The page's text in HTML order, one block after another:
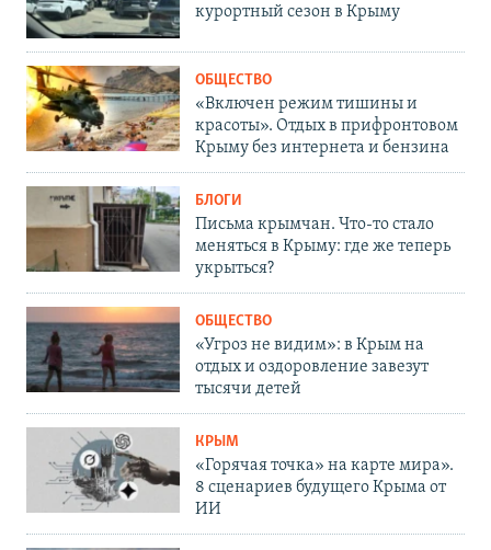
курортный сезон в Крыму
ОБЩЕСТВО
«Включен режим тишины и
красоты». Отдых в прифронтовом
Крыму без интернета и бензина
БЛОГИ
Письма крымчан. Что-то стало
меняться в Крыму: где же теперь
укрыться?
ОБЩЕСТВО
«Угроз не видим»: в Крым на
отдых и оздоровление завезут
тысячи детей
КРЫМ
«Горячая точка» на карте мира».
8 сценариев будущего Крыма от
ИИ